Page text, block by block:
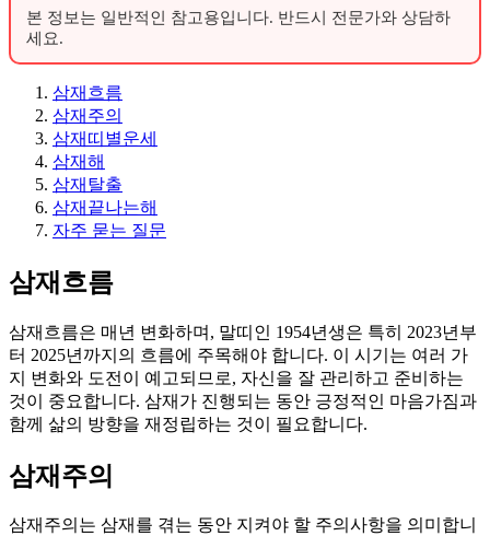
본 정보는 일반적인 참고용입니다. 반드시 전문가와 상담하
세요.
삼재흐름
삼재주의
삼재띠별운세
삼재해
삼재탈출
삼재끝나는해
자주 묻는 질문
삼재흐름
삼재흐름은 매년 변화하며, 말띠인 1954년생은 특히 2023년부
터 2025년까지의 흐름에 주목해야 합니다. 이 시기는 여러 가
지 변화와 도전이 예고되므로, 자신을 잘 관리하고 준비하는
것이 중요합니다. 삼재가 진행되는 동안 긍정적인 마음가짐과
함께 삶의 방향을 재정립하는 것이 필요합니다.
삼재주의
삼재주의는 삼재를 겪는 동안 지켜야 할 주의사항을 의미합니